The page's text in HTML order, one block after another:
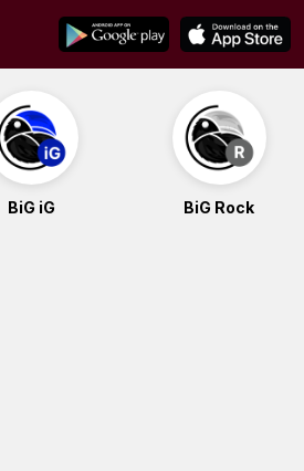
BiG iG BiG Rock